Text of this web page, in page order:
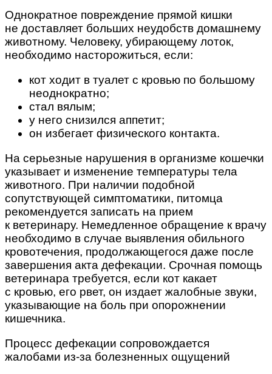
Однократное повреждение прямой кишки
не доставляет больших неудобств домашнему
животному. Человеку, убирающему лоток,
необходимо насторожиться, если:
кот ходит в туалет с кровью по большому
неоднократно;
стал вялым;
у него снизился аппетит;
он избегает физического контакта.
На серьезные нарушения в организме кошечки
указывает и изменение температуры тела
животного. При наличии подобной
сопутствующей симптоматики, питомца
рекомендуется записать на прием
к ветеринару. Немедленное обращение к врачу
необходимо в случае выявления обильного
кровотечения, продолжающегося даже после
завершения акта дефекации. Срочная помощь
ветеринара требуется, если кот какает
с кровью, его рвет, он издает жалобные звуки,
указывающие на боль при опорожнении
кишечника.
Процесс дефекации сопровождается
жалобами из-за болезненных ощущений